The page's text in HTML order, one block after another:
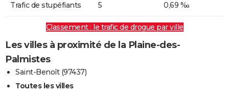
Trafic de stupéfiants 5 0,69 ‰
Classement : le trafic de drogue par ville
Les villes à proximité de la Plaine-des-
Palmistes
Saint-Benoît (97437)
Toutes les villes